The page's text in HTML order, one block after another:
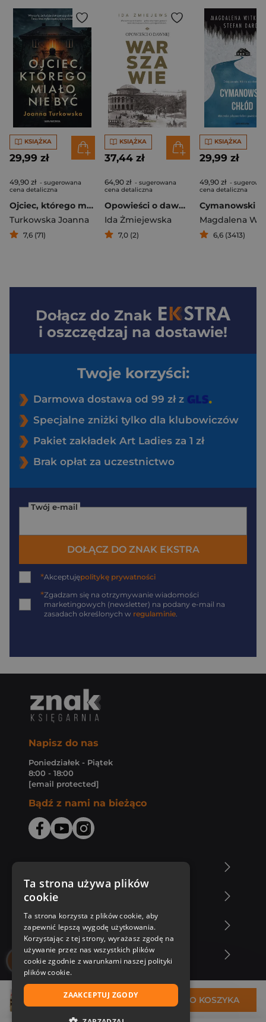
31,62 zł DO KOSZYKA
KSIĄŻKA
29,99 zł
49,90 zł - sugerowana
cena detaliczna
Ojciec, którego miało nie być
Turkowska Joanna
7,6 (71)
KSIĄŻKA
37,44 zł
64,90 zł - sugerowana
cena detaliczna
Opowieści o dawnej Warszawie
Ida Żmiejewska
7,0 (2)
KSIĄŻKA
29,99 zł
49,90 zł -
cena detaliczna
Cymanowski
6,6 (3413)
Dołącz do Znak
i oszczędzaj na dostawie!
Twoje korzyści:
Darmowa dostawa od 99 zł z
Specjalne zniżki tylko dla klubowiczów
Pakiet zakładek Art Ladies za 1 zł
Brak opłat za uczestnictwo
Twój e-mail
DOŁĄCZ DO ZNAK EKSTRA
*Akceptujępolitykę prywatności
*Zgadzam się na otrzymywanie wiadomości
marketingowych (newsletter) na podany e-mail na
zasadach określonych w regulaminie
Napisz do nas
Poniedziałek - Piątek
8:00 - 18:00
[email protected]
Bądź z nami na bieżąco
Zakupy u nas
Nasza oferta
Nasi autorzy
Ta strona używa plików
cookie
Ta strona korzysta z plików cookie, aby
zapewnić lepszą wygodę użytkowania.
Korzystając z tej strony, wyrażasz zgodę na
używanie przez nas wszystkich plików
cookie zgodnie z warunkami naszej polityki
plików cookie.
ZAAKCEPTUJ ZGODY